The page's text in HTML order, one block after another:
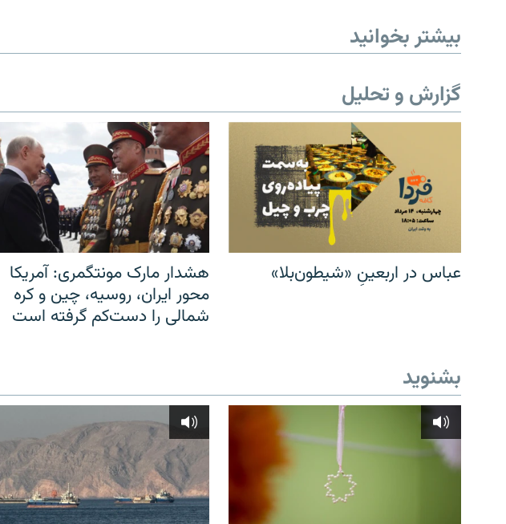
بیشتر بخوانید
گزارش و تحلیل
عباس در اربعینِ «شیطون‌بلا»
هشدار مارک مونتگمری: آمریکا
محور ایران، روسیه، چین و کره
شمالی را دست‌کم گرفته است
بشنوید